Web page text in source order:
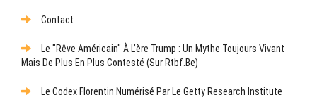
Contact
Le "rêve Américain" À L’ère Trump : Un Mythe Toujours Vivant
Mais De Plus En Plus Contesté (sur Rtbf.be)
Le Codex Florentin Numérisé Par Le Getty Research Institute